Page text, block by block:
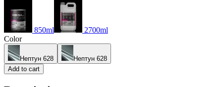
850ml
2700ml
Color
Нептун 628
Нептун 628
Add to cart